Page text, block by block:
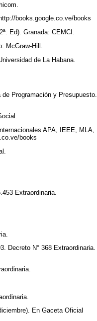
books.google.co.ve/books
Ed). Granada: CEMCI.
McGraw-Hill.
de La Habana.
Programación y Presupuesto.
APA, IEEE, MLA,
books
Extraordinaria.
Decreto N° 368 Extraordinaria.
En Gaceta Oficial